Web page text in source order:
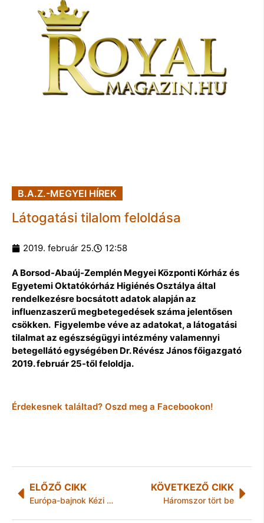
B.A.Z.-MEGYEI HÍREK
Látogatási tilalom feloldása
2019. február 25. 12:58
A Borsod-Abaúj-Zemplén Megyei Központi Kórház és
Egyetemi Oktatókórház Higiénés Osztálya által
rendelkezésre bocsátott adatok alapján az
influenzaszerű megbetegedések száma jelentősen
csökken. Figyelembe véve az adatokat, a látogatási
tilalmat az egészségügyi intézmény valamennyi
betegellátó egységében Dr. Révész János főigazgató
2019. február 25-től feloldja.
Érdekesnek találtad? Oszd meg a Facebookon!
ELŐZŐ CIKK
Európa-bajnok Kézi Sára és az Avalon Ristorante cukrásza, Nagy Csaba!
KÖVETKEZŐ CIKK
Háromszor tört be